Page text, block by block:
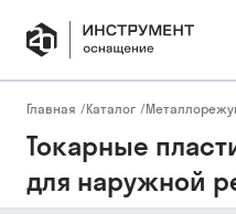
Главная /Каталог /
Токарные
для наружной